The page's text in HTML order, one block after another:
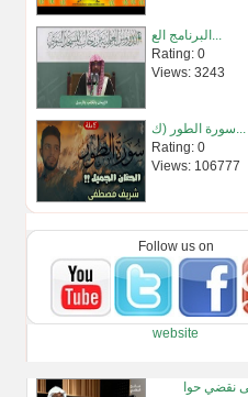
البرنامج الع...
Rating: 0
Views: 3243
سورة الطور (ك...
Rating: 0
Views: 106777
Rating: 0
Views: 3027
تأملات(سورة �...
Rating: 0
Follow us on
website